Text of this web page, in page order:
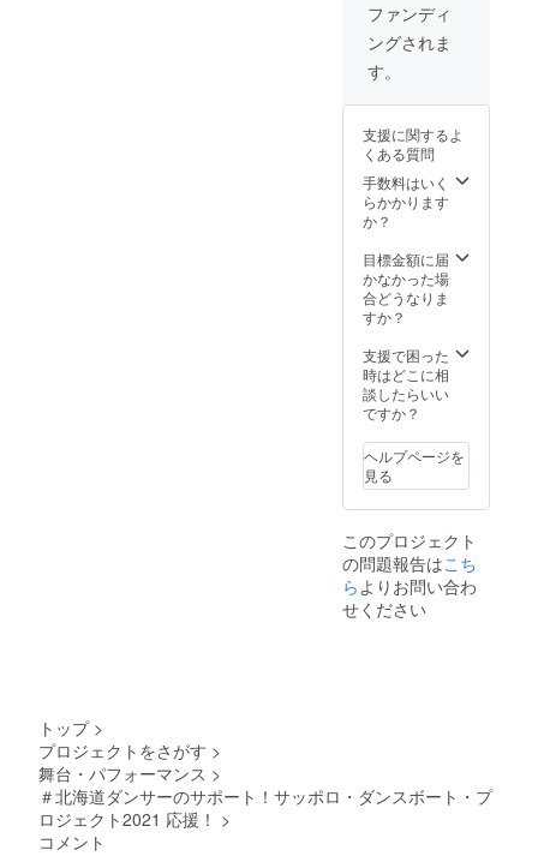
身の
メール
アドレ
名 ・電
話番号
トプロ
ジェク
ト2019
ンス
2021年
の動画
（約８
０分）
ます。※
メッ
セージ
メール
アドレ
スの入
力をお
ならな
いよう
お願い
しま
郵送で
のお渡
しとな
ります
ので、
ご記入
ファンディ
ングされま
す。
支援に関するよ
くある質問
手数料はいく
らかかります
か？
目標金額に届
かなかった場
合どうなりま
すか？
支援で困った
時はどこに相
談したらいい
ですか？
ヘルプページを
見る
このプロジェクト
の問題報告はこち
らよりお問い合わ
せください
トップ >
プロジェクトをさがす >
舞台・パフォーマンス >
＃北海道ダンサーのサポート！サッポロ・ダンスボート・プ
ロジェクト2021 応援！ >
コメント